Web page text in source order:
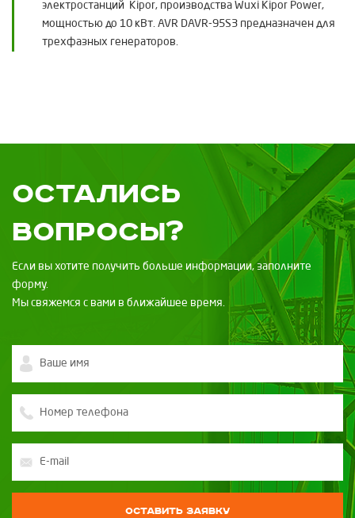
электростанций Kipor, производства Wuxi Kipor Power,
мощностью до 10 кВт. AVR DAVR-95S3 предназначен для
трехфазных генераторов.
Остались
вопросы?
Если вы хотите получить больше информации, заполните
форму.
Мы свяжемся с вами в ближайшее время.
Оставить заявку